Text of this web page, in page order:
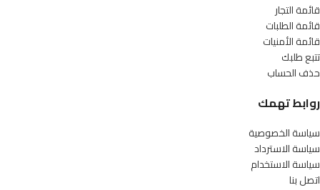
قائمة التجار
قائمة الطلبات
قائمة الأمنيات
تتبع طلبك
حذف الحساب
روابط تهمك
سياسة الخصوصية
سياسة الاسترداد
سياسة الاستخدام
اتصل بنا